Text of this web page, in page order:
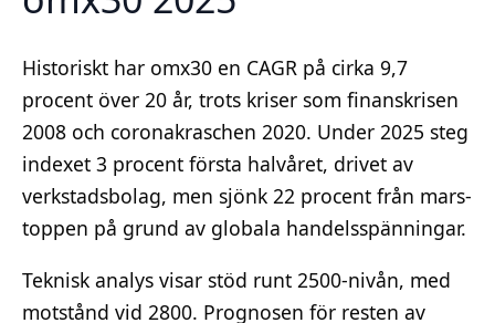
Historiskt har omx30 en CAGR på cirka 9,7
procent över 20 år, trots kriser som finanskrisen
2008 och coronakraschen 2020. Under 2025 steg
indexet 3 procent första halvåret, drivet av
verkstadsbolag, men sjönk 22 procent från mars-
toppen på grund av globala handelsspänningar.
Teknisk analys visar stöd runt 2500-nivån, med
motstånd vid 2800. Prognosen för resten av